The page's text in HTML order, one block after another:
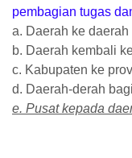
pembagian tugas
a. Daerah ke daerah
b. Daerah kembali
c. Kabupaten ke
d. Daerah-derah
e. Pusat kepada